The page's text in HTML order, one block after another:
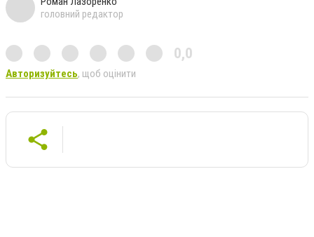
головний редактор
0,0
Авторизуйтесь, щоб оцінити